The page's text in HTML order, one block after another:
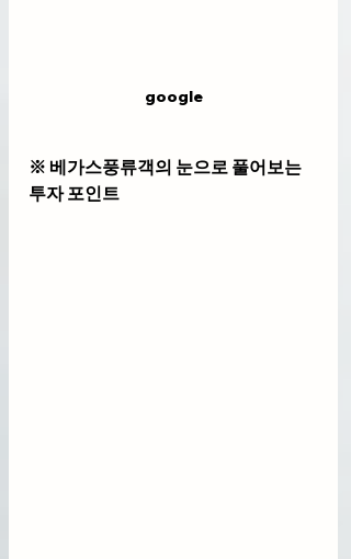
google
※ 베가스풍류객의 눈으로 풀어보는
투자 포인트